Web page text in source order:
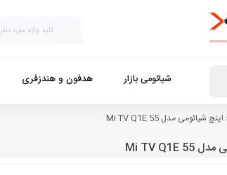
شیائومی بازار هدفون و هندزفری